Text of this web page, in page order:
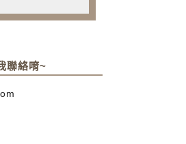
聯絡唷~